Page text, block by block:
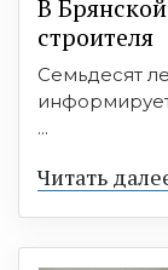
В
строителя
Семьдесят
...
Читать